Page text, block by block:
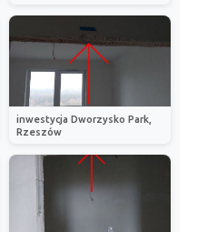
inwestycja Dworzysko Park,
Rzeszów